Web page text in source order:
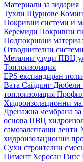
Материали за зидария
Тухли Щурцове
Покривни системи и
Керемиди Покривни
Подпокривни
Отводнителни
Метални улуци ПВЦ
Топлоизолация
EPS експандиран
Вата Сайдинг Дюбели
топлоизолация
Хидроизолационни
Дренажна мембрана за
основа ПВЦ
самозалепващи ленти
хидроизолационни
Сухи строителни
Цимент Хоросан Гипс